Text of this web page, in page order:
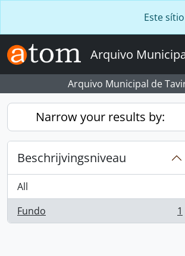
Este
Arquivo
Arquivo Municipal de
Narrow your results by:
Beschrijvingsniveau
All
Fundo
, 1 results 1